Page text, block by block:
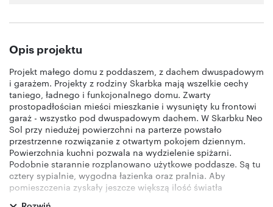
Opis projektu
Projekt małego domu z poddaszem, z dachem dwuspadowym
i garażem. Projekty z rodziny Skarbka mają wszelkie cechy
taniego, ładnego i funkcjonalnego domu. Zwarty
prostopadłościan mieści mieszkanie i wysunięty ku frontowi
garaż - wszystko pod dwuspadowym dachem. W Skarbku Neo
Sol przy niedużej powierzchni na parterze powstało
przestrzenne rozwiązanie z otwartym pokojem dziennym.
Powierzchnia kuchni pozwala na wydzielenie spiżarni.
Podobnie starannie rozplanowano użytkowe poddasze. Są tu
cztery sypialnie, wygodna łazienka oraz pralnia. Aby
pomieszczenia zyskały jeszcze większą ilość światła
Rozwiń